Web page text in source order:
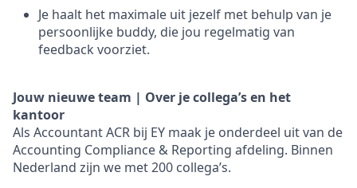
Je haalt het maximale uit jezelf met behulp van je
persoonlijke buddy, die jou regelmatig van
feedback voorziet.
Jouw nieuwe team | Over je collega’s en het
kantoor
Als Accountant ACR bij EY maak je onderdeel uit van de
Accounting Compliance & Reporting afdeling. Binnen
Nederland zijn we met 200 collega’s.